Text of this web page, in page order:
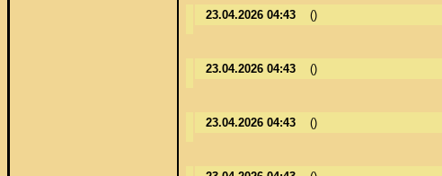
23.04.2026 04:43 ()
23.04.2026 04:43 ()
23.04.2026 04:43 ()